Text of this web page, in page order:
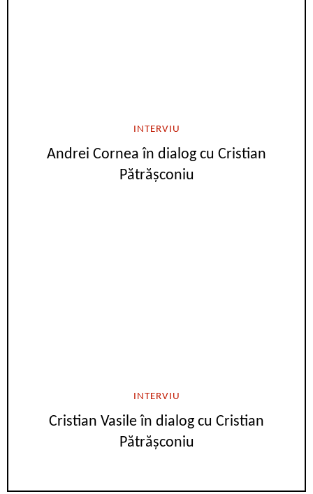
INTERVIU
Andrei Cornea în dialog cu Cristian
Pătrășconiu
INTERVIU
Cristian Vasile în dialog cu Cristian
Pătrășconiu